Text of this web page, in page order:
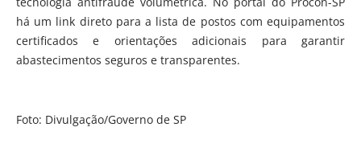
há um link direto para a lista de postos com equipamentos
certificados e orientações adicionais para garantir
abastecimentos seguros e transparentes.
Foto: Divulgação/Governo de SP